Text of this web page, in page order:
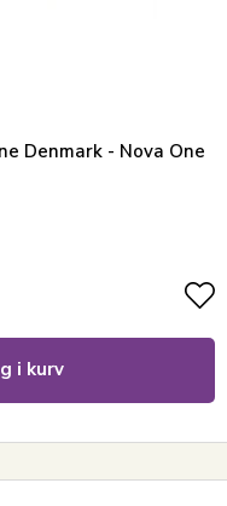
Denmark - Nova One
i kurv